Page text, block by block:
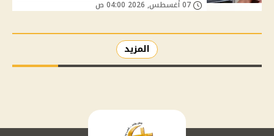
المزيد